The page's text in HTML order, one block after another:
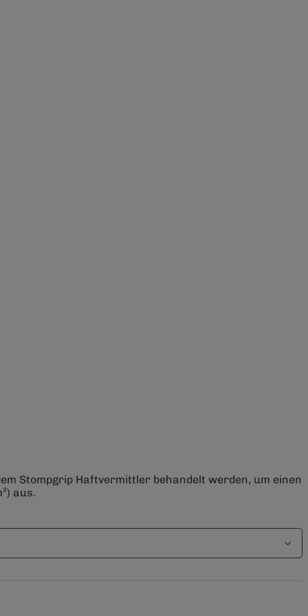
Stompgrip Haftvermittler behandelt werden, um einen
aus.